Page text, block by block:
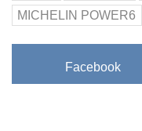
MICHELIN POWER6
Facebook